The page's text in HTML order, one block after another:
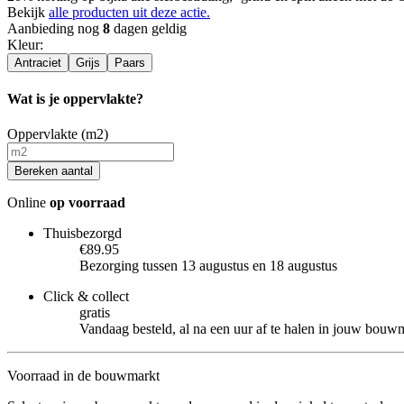
Bekijk alle producten uit deze actie.
Aanbieding nog 8 dagen geldig
Kleur:
Antraciet Grijs Paars
Wat is je oppervlakte?
Oppervlakte (m2)
Bereken aantal
Online op voorraad
Thuisbezorgd
€89.95
Bezorging tussen 13 augustus en 18 augustus
Click & collect
gratis
Vandaag besteld, al na een uur af te halen in jouw
Voorraad in de bouwmarkt